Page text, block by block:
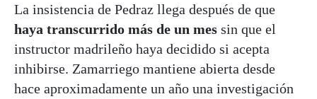
La insistencia de Pedraz llega después de que
haya transcurrido más de un mes sin que el
instructor madrileño haya decidido si acepta
inhibirse. Zamarriego mantiene abierta desde
hace aproximadamente un año una investigación